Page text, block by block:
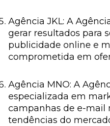
Agência JKL: A
gerar resultados para
publicidade online e
comprometida em
Agência MNO: A
especializada em
campanhas de e-mail
tendências do